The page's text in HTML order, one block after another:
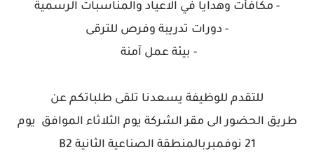
- مكافأت وهدايا في الاعياد والمناسبات الرسمية
- دورات تدريبة وفرص للترقى
- بيئة عمل آمنة
للتقدم للوظيفة يسعدنا تلقى طلباتكم عن
طريق الحضور الى مقر الشركة يوم الثلاثاء الموافق يوم
21 نوفمبربالمنطقة الصناعية الثانية B2